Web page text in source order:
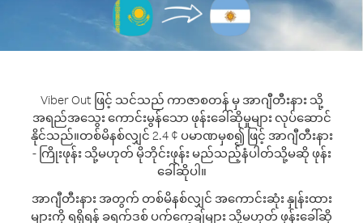
Viber Out ဖြင့် သင်သည် ကာဇာစတန် မှ အာဂျီတီးနား သို့
အရည်အသွေး ကောင်းမွန်သော ဖုန်းခေါ်ဆိုမှုများ လုပ်ဆောင်
နိုင်သည်။တစ်မိနစ်လျှင် 2.4 ¢ ပမာဏမှစ၍ ဖြင့် အာဂျီတီးနား
- ကြိုးဖုန်း သို့မဟုတ် မိုဘိုင်းဖုန်း မည်သည့်နံပါတ်သို့မဆို ဖုန်း
ခေါ်ဆိုပါ။
အာဂျီတီးနား အတွက် တစ်မိနစ်လျှင် အကောင်းဆုံး နှုန်းထား
များကို ရရှိရန် ခရက်ဒစ် ပက်ကေ့ချ်များ သို့မဟုတ် ဖုန်းခေါ်ဆို